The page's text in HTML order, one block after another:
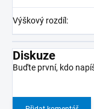
Výškový rozdíl:
Diskuze
Buďte první, kdo